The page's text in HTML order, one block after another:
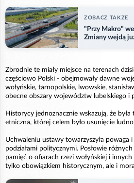
ZOBACZ TAKZE
"Przy Makro"
Zmiany wejdą
Zbrodnie te miały miejsce na terenach
częściowo Polski - obejmowały dawne
wołyńskie, tarnopolskie, lwowskie,
obecne obszary województw lubelskiego i
Historycy jednoznacznie wskazują, że
etniczna, której celem było usunięcie
Uchwaleniu ustawy towarzyszyła powaga
podziałami politycznymi. Posłowie
pamięć o ofiarach rzezi wołyńskiej i
tylko obowiązkiem historycznym, ale i